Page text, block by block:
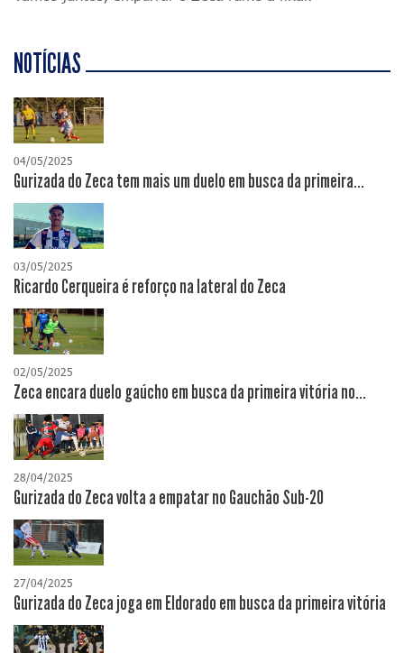
NOTÍCIAS
04/05/2025
Gurizada do Zeca tem mais um duelo em busca da primeira...
03/05/2025
Ricardo Cerqueira é reforço na lateral do Zeca
02/05/2025
Zeca encara duelo gaúcho em busca da primeira vitória no...
28/04/2025
Gurizada do Zeca volta a empatar no Gauchão Sub-20
27/04/2025
Gurizada do Zeca joga em Eldorado em busca da primeira vitória